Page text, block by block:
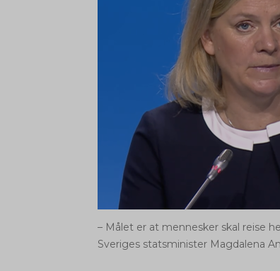
– Målet er at mennesker skal reise
Sveriges statsminister Magdalena